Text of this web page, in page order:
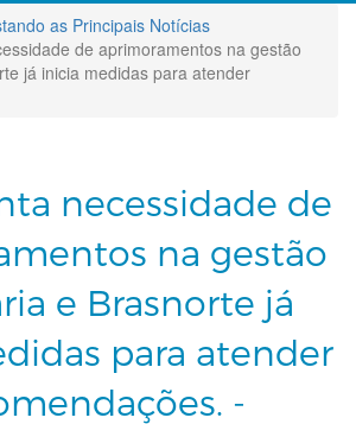
Navegação
as Principais Notícias
de aprimoramentos na gestão
já inicia medidas para atender
necessidade de
na gestão
e Brasnorte já
para atender
-